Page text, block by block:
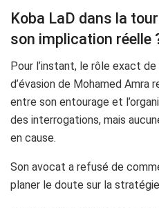
Koba LaD dans la
son implication réelle
Pour l’instant, le rôle exact
d’évasion de Mohamed Amra
entre son entourage et
des interrogations, mais
en cause.
Son avocat a refusé de
planer le doute sur la